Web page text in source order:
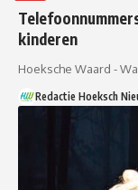
kinderen
Hoeksche Waard -
Redactie Hoeksch